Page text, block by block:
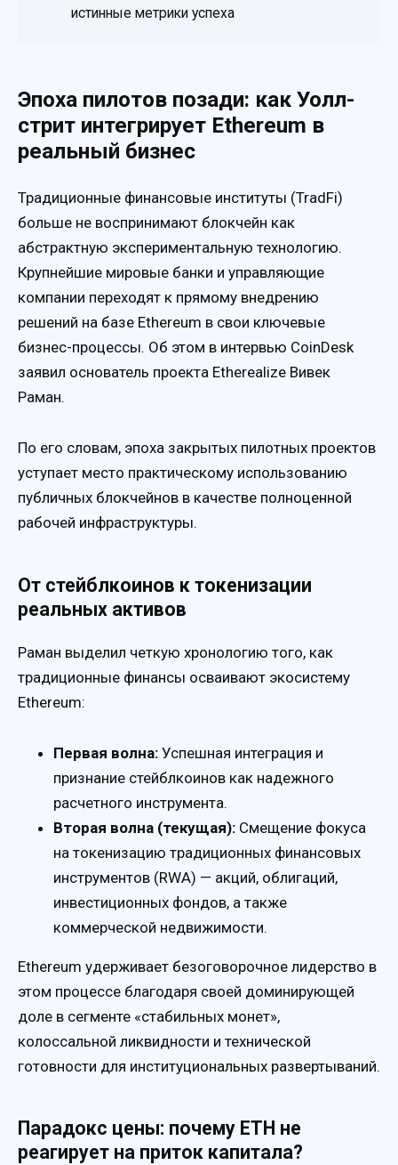
истинные метрики успеха
Эпоха пилотов позади: как Уолл-
стрит интегрирует Ethereum в
реальный бизнес
Традиционные финансовые институты (TradFi)
больше не воспринимают блокчейн как
абстрактную экспериментальную технологию.
Крупнейшие мировые банки и управляющие
компании переходят к прямому внедрению
решений на базе Ethereum в свои ключевые
бизнес-процессы. Об этом в интервью CoinDesk
заявил основатель проекта Etherealize Вивек
Раман.
По его словам, эпоха закрытых пилотных проектов
уступает место практическому использованию
публичных блокчейнов в качестве полноценной
рабочей инфраструктуры.
От стейблкоинов к токенизации
реальных активов
Раман выделил четкую хронологию того, как
традиционные финансы осваивают экосистему
Ethereum:
Первая волна: Успешная интеграция и
признание стейблкоинов как надежного
расчетного инструмента.
Вторая волна (текущая): Смещение фокуса
на токенизацию традиционных финансовых
инструментов (RWA) — акций, облигаций,
инвестиционных фондов, а также
коммерческой недвижимости.
Ethereum удерживает безоговорочное лидерство в
этом процессе благодаря своей доминирующей
доле в сегменте «стабильных монет»,
колоссальной ликвидности и технической
готовности для институциональных развертываний.
Парадокс цены: почему ETH не
реагирует на приток капитала?